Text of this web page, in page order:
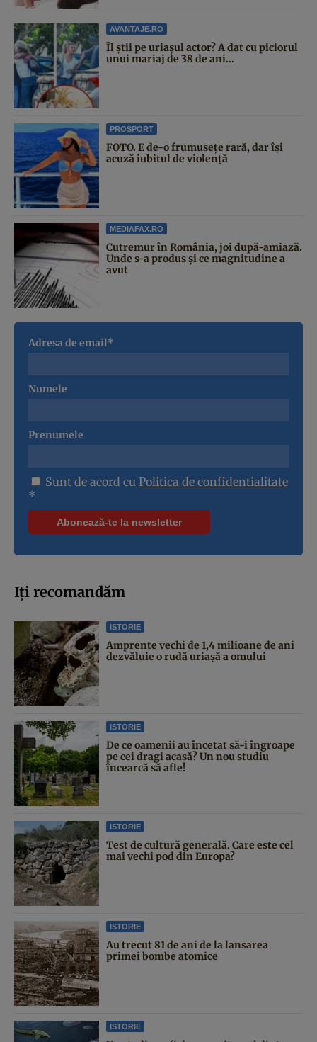
AVANTAJE.RO
Îl știi pe uriașul actor? A dat cu piciorul
unui mariaj de 38 de ani...
PROSPORT
FOTO. E de-o frumusețe rară, dar își
acuză iubitul de violență
MEDIAFAX.RO
Cutremur în România, joi după-amiază.
Unde s-a produs și ce magnitudine a
avut
Adresa de email*
Numele
Prenumele
Sunt de acord cu Politica de confidentialitate
*
Iți recomandăm
ISTORIE
Amprente vechi de 1,4 milioane de ani
dezvăluie o rudă uriașă a omului
ISTORIE
De ce oamenii au încetat să-i îngroape
pe cei dragi acasă? Un nou studiu
încearcă să afle!
ISTORIE
Test de cultură generală. Care este cel
mai vechi pod din Europa?
ISTORIE
Au trecut 81 de ani de la lansarea
primei bombe atomice
ISTORIE